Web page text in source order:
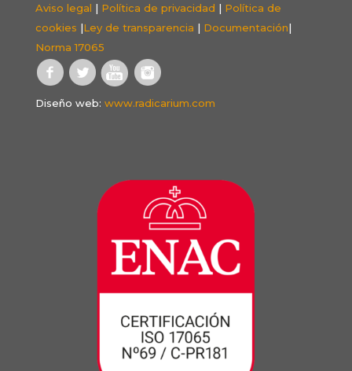
Aviso legal | Política de privacidad | Política de
cookies |Ley de transparencia | Documentación|
Norma 17065
Diseño web: www.radicarium.com